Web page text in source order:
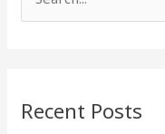
c
Recent Posts